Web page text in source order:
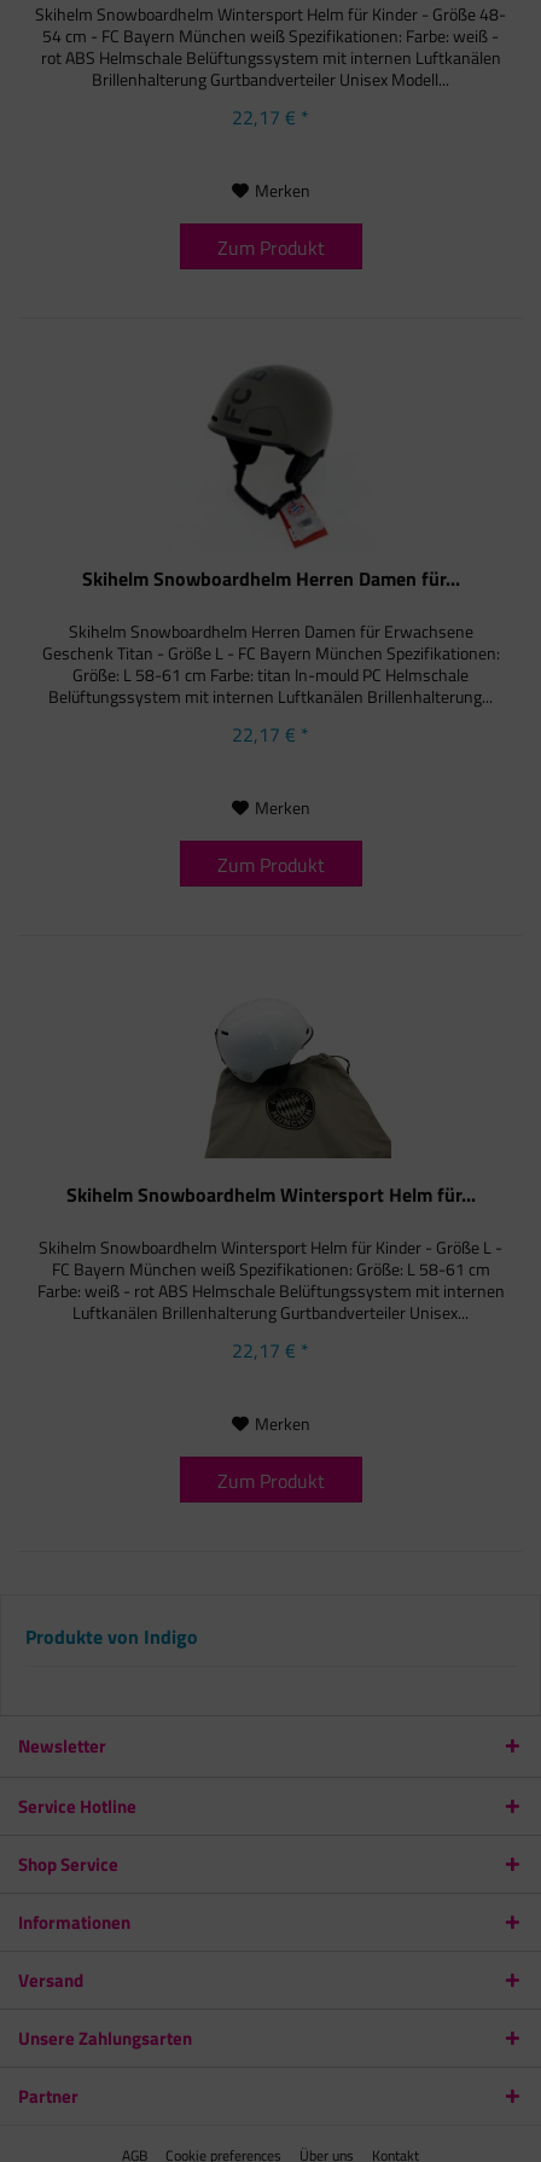
Skihelm Snowboardhelm Wintersport Helm für Kinder - Größe 48-
54 cm - FC Bayern München weiß Spezifikationen: Farbe: weiß -
rot ABS Helmschale Belüftungssystem mit internen Luftkanälen
Brillenhalterung Gurtbandverteiler Unisex Modell...
22,17 € *
Merken
Zum Produkt
Skihelm Snowboardhelm Herren Damen für...
Skihelm Snowboardhelm Herren Damen für Erwachsene
Geschenk Titan - Größe L - FC Bayern München Spezifikationen:
Größe: L 58-61 cm Farbe: titan In-mould PC Helmschale
Belüftungssystem mit internen Luftkanälen Brillenhalterung...
22,17 € *
Merken
Zum Produkt
Skihelm Snowboardhelm Wintersport Helm für...
Skihelm Snowboardhelm Wintersport Helm für Kinder - Größe L -
FC Bayern München weiß Spezifikationen: Größe: L 58-61 cm
Farbe: weiß - rot ABS Helmschale Belüftungssystem mit internen
Luftkanälen Brillenhalterung Gurtbandverteiler Unisex...
22,17 € *
Merken
Zum Produkt
Produkte von Indigo
Newsletter
Service Hotline
Shop Service
Informationen
Versand
Unsere Zahlungsarten
Partner
AGB Cookie preferences Über uns Kontakt